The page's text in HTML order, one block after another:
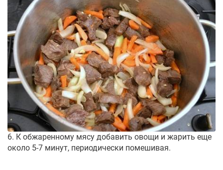
6. К обжаренному мясу добавить овощи и жарить еще
около 5-7 минут, периодически помешивая.